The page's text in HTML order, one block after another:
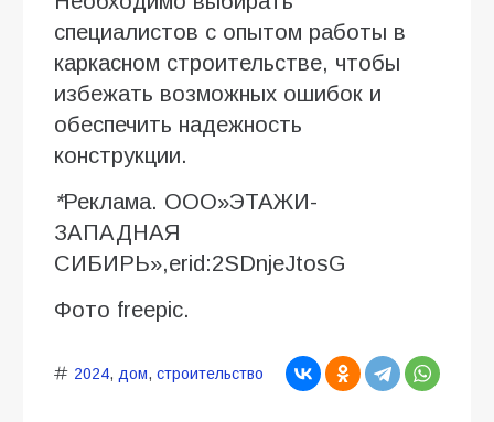
специалистов с опытом работы в
каркасном строительстве, чтобы
избежать возможных ошибок и
обеспечить надежность
конструкции.
*Реклама. ООО»ЭТАЖИ-
ЗАПАДНАЯ
СИБИРЬ»,erid:2SDnjeJtosG
Фото freepic.
2024, дом, строительство